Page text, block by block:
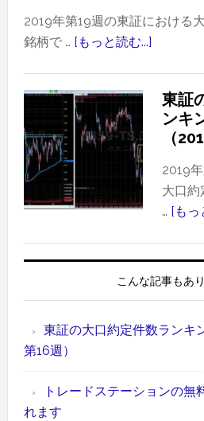
口
件
数
ラ
位
銘
柄
【2019
年
時
間
2019年第19週の東証における
銘柄で … [もっと読む...]
の
大
約
定
キ
グ
位
銘
東証
ンキ
（
2019
大口
… [もっ
こんな記事もあり
東証の大口約定件数ランキ
第16週）
トレードステーションの無
れます